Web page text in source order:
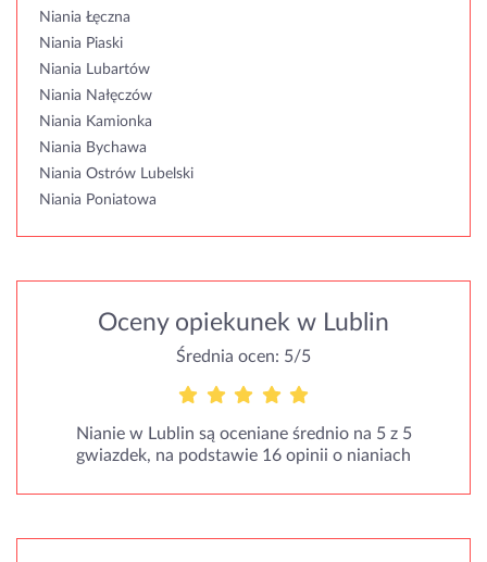
Niania Łęczna
Niania Piaski
Niania Lubartów
Niania Nałęczów
Niania Kamionka
Niania Bychawa
Niania Ostrów Lubelski
Niania Poniatowa
Oceny opiekunek w Lublin
Średnia ocen: 5/5
Nianie w Lublin są oceniane średnio na 5 z 5
gwiazdek, na podstawie 16 opinii o nianiach